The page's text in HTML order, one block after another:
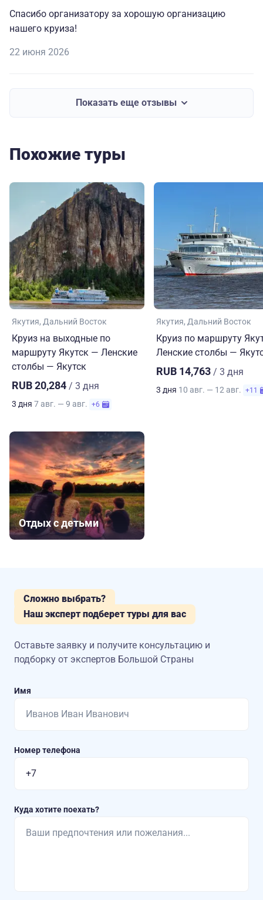
Спасибо организатору за хорошую организацию
нашего круиза!
22 июня 2026
Показать еще отзывы
Похожие туры
Якутия Дальний Восток
Круиз на выходные по
маршруту Якутск — Ленские
столбы — Якутск
RUB 20,284 / 3 дня
3 дня 7 авг. — 9 авг. +6
Якутия Дальний Восток
Круиз по маршруту
Ленские столбы —
RUB 14,763 / 3 дня
3 дня 10 авг. — 12 авг. +11
Отдых с детьми
Сложно выбрать?
Наш эксперт подберет туры для вас
Оставьте заявку и получите консультацию и
подборку от экспертов Большой Страны
Имя
Номер телефона
Куда хотите поехать?